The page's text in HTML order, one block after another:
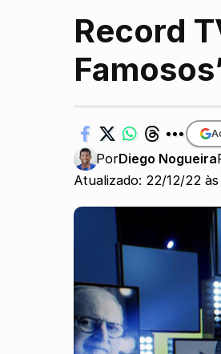
Record
Atualizado: 22/12/22 às
PorDiego Nogueira